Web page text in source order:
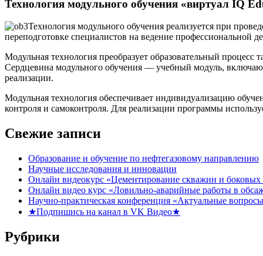
Технология модульного обучения «виртуал IQ
Технология модульного обучения реализуется при
переподготовке специалистов на ведение профессиональной
Модульная технология преобразует образовательный
Сердцевина модульного обучения — учебный модуль,
реализации.
Модульная технология обеспечивает индивидуализацию
контроля и самоконтроля. Для реализации программы
Свежие записи
Образование и обучение по нефтегазовому направлению
Научные исследования и инновации
Онлайн видеокурс «Цементирование скважин и боковых
Онлайн видео курс «Ловильно-аварийные работы в
Научно-практическая конференция «Актуальные
★Подпишись на канал в VK Видео★
Рубрики